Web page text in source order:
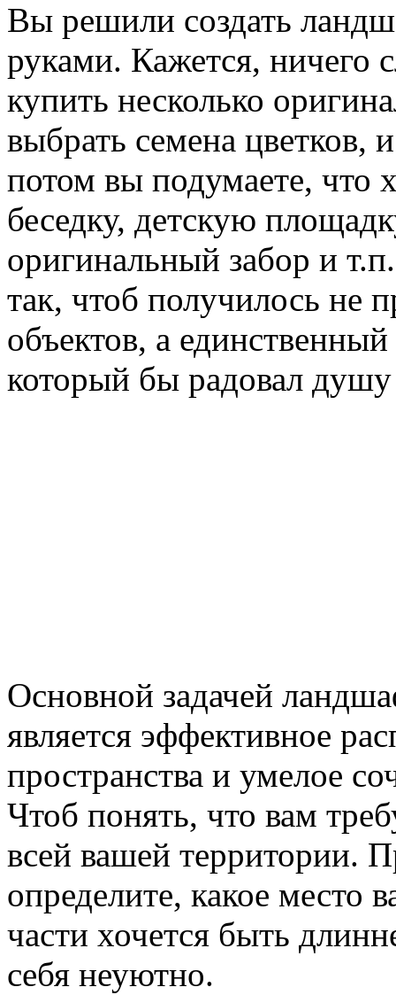
Вы решили создать
руками. Кажется,
купить несколько
выбрать семена цветков,
потом вы подумаете, что
беседку, детскую
оригинальный забор и
так, чтоб получилось не
объектов, а
который бы радовал
Основной задачей
является эффективное
пространства и умелое
Чтоб понять, что вам
всей вашей территории.
определите, какое место
части хочется быть
себя неуютно.